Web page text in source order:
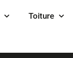
Toiture